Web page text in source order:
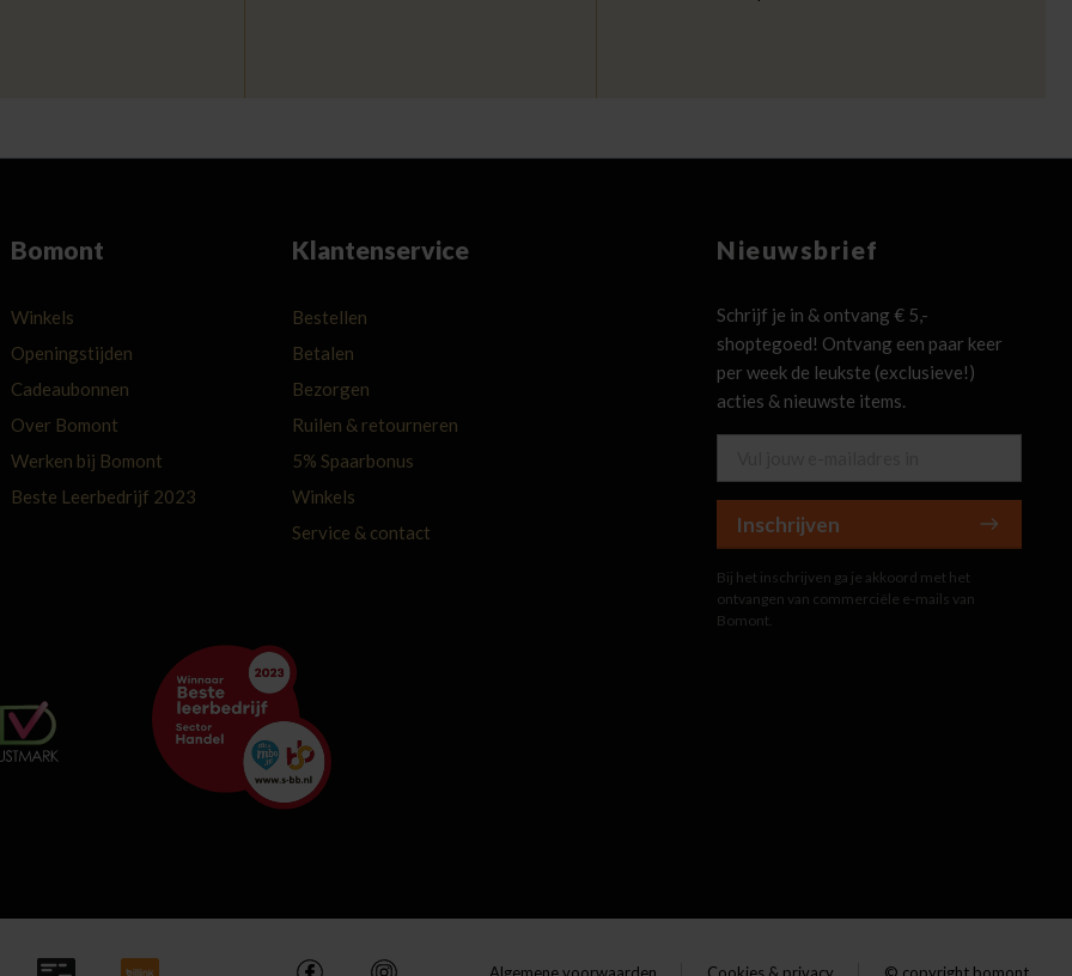
Bomont
Winkels
Openingstijden
Cadeaubonnen
Over Bomont
Werken bij Bomont
Beste Leerbedrijf 2023
Klantenservice
Bestellen
Betalen
Bezorgen
Ruilen & retourneren
5% Spaarbonus
Winkels
Service & contact
Nieuwsbrief
Schrijf je in & ontvang € 5,-
shoptegoed! Ontvang een paar keer
per week de leukste (exclusieve!)
acties & nieuwste items.
Inschrijven
Bij het inschrijven ga je akkoord met het
ontvangen van commerciële e-mails van
Bomont.
Algemene voorwaarden Cookies & privacy © copyright bomont